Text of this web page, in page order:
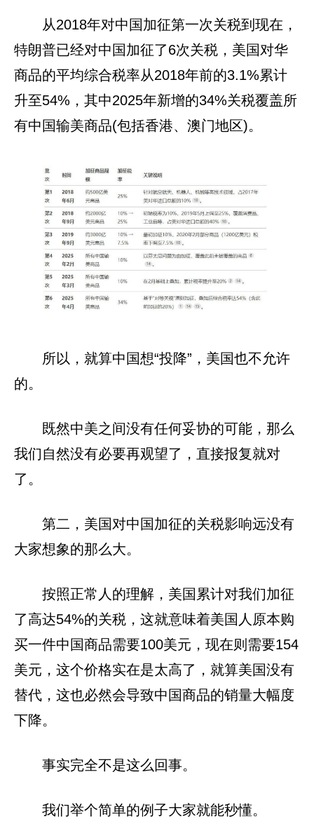
从2018年对中国加征第一次关税到现在，
特朗普已经对中国加征了6次关税，美国对华
商品的平均综合税率从2018年前的3.1%累计
升至54%，其中2025年新增的34%关税覆盖所
有中国输美商品(包括香港、澳门地区)。
所以，就算中国想“投降”，美国也不允许
的。
既然中美之间没有任何妥协的可能，那么
我们自然没有必要再观望了，直接报复就对
了。
第二，美国对中国加征的关税影响远没有
大家想象的那么大。
按照正常人的理解，美国累计对我们加征
了高达54%的关税，这就意味着美国人原本购
买一件中国商品需要100美元，现在则需要154
美元，这个价格实在是太高了，就算美国没有
替代，这也必然会导致中国商品的销量大幅度
下降。
事实完全不是这么回事。
我们举个简单的例子大家就能秒懂。